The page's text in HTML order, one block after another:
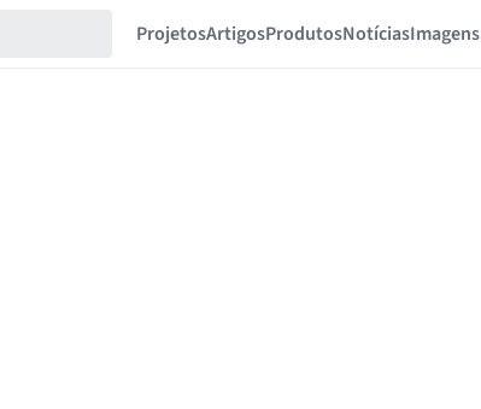
ProjetosArtigosProdutosNotíciasImagens